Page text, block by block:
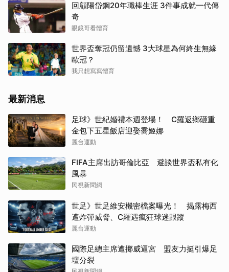
回顧陽岱鋼20年職棒生涯 3件事成就一代傳
奇
眼鏡哥看體育
世界盃奪冠仍留遺憾 3大球星為何終生無緣
歐冠？
我只想寫寫體育
最新消息
足球》世紀婚禮本週登場！ C羅返鄉砸重
金包下五星飯店迎娶喬姬娜
麗台運動
FIFA主席出訪哥倫比亞 避談世界盃私有化
風暴
民視新聞網
世足》世足維安機密檔案曝光！ 揭露梅西
遭炸彈威脅、C羅遇瘋狂球迷跟蹤
麗台運動
國際足總主席遭挪威逼宮 盟友力挺引爆足
壇分裂